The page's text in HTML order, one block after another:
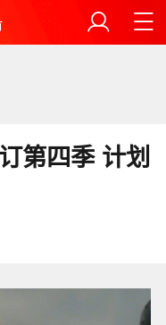
第四季 计划